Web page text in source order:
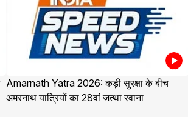
Amarnath Yatra 2026: कड़ी सुरक्षा के बीच
अमरनाथ यात्रियों का 28वां जत्था रवाना